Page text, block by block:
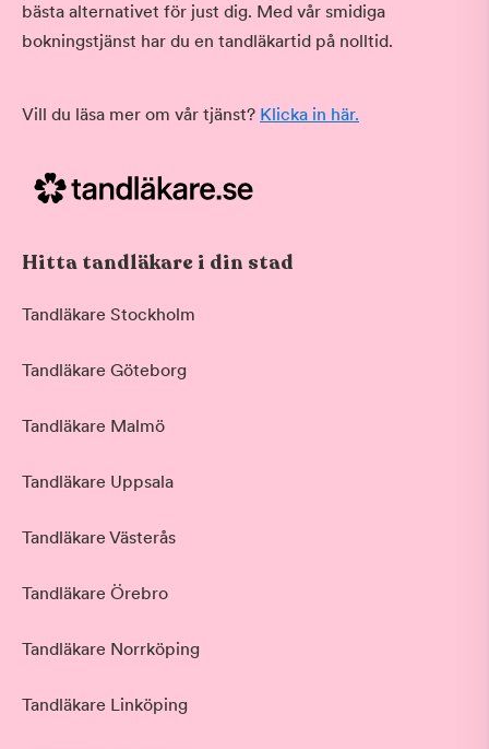
bästa alternativet för just dig. Med vår smidiga
bokningstjänst har du en tandläkartid på nolltid.
Vill du läsa mer om vår tjänst? Klicka in här.
Hitta tandläkare i din stad
Tandläkare Stockholm
Tandläkare Göteborg
Tandläkare Malmö
Tandläkare Uppsala
Tandläkare Västerås
Tandläkare Örebro
Tandläkare Norrköping
Tandläkare Linköping